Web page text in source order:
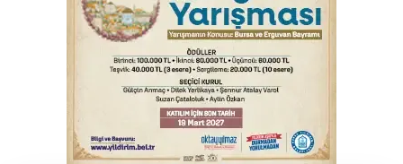
İznik Gölü kıyısında 70 milyon yıllık fosil
bulundu
Tarihi eser kaçakçısı Bursa'da sert kayaya
çarptı
THY temmuzda yolcu rekoru kırdı